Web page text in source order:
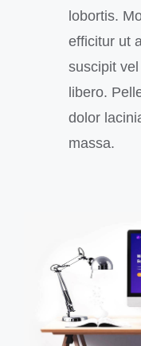
lobortis.
efficitur ut
suscipit
libero.
dolor
massa.